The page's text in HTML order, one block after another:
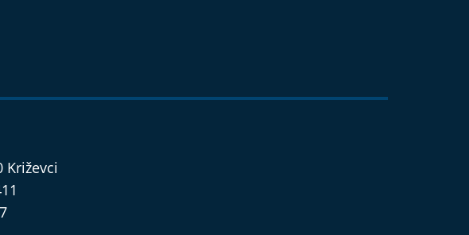
Križevci